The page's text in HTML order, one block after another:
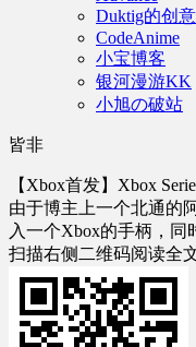
Duktig的创
CodeAnime
小宝博客
银河漫游KK
小旭の破站
皆非
【Xbox首发】Xbox
由于博主上一个北通的
入一个Xbox的手柄，同
扫描右侧二维码阅读全